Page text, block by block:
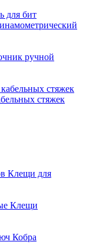
для бит
ручной
стяжек
Клещи для
Клещи
Кобра